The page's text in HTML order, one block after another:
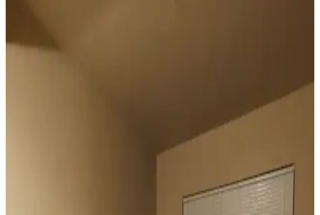
Geniş Pencereler İçin Fonksiyonel ve Estetik Perde
Geniş pencereler için hücresel stor, iki stor perde kullanımı, rulo stor
ve pencere filmleri gibi işlevsel ve estetik perde seçenekleri manzara